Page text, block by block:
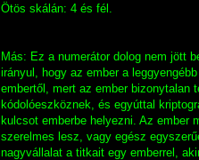
Ötös skálán: 4 és fél.
Más: Ez a numerátor dolog nem jött
irányul, hogy az ember a
embertől, mert az ember bizonytalan
kódolóeszköznek, és egyúttal
kulcsot emberbe helyezni. Az ember
szerelmes lesz, vagy egész
nagyvállalat a titkait egy emberrel,